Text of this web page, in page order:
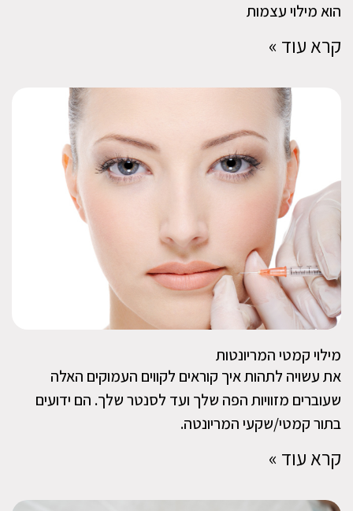
הוא מילוי עצמות
קרא עוד »
מילוי קמטי המריונטות
את עשויה לתהות איך קוראים לקווים העמוקים האלה
שעוברים מזוויות הפה שלך ועד לסנטר שלך. הם ידועים
בתור קמטי/שקעי המריונטה.
קרא עוד »